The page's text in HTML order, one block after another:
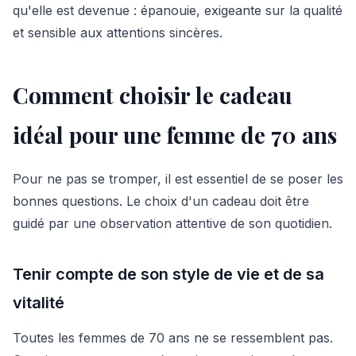
qu'elle est devenue : épanouie, exigeante sur la qualité
et sensible aux attentions sincères.
Comment choisir le cadeau
idéal pour une femme de 70 ans
Pour ne pas se tromper, il est essentiel de se poser les
bonnes questions. Le choix d'un cadeau doit être
guidé par une observation attentive de son quotidien.
Tenir compte de son style de vie et de sa
vitalité
Toutes les femmes de 70 ans ne se ressemblent pas.